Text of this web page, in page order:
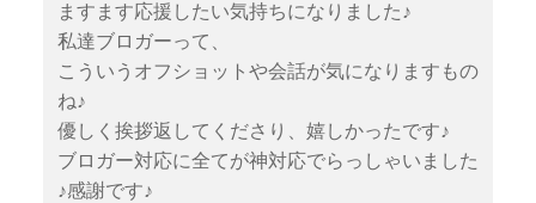
ますます応援したい気持ちになりました♪
私達ブロガーって、
こういうオフショットや会話が気になりますもの
ね♪
優しく挨拶返してくださり、嬉しかったです♪
ブロガー対応に全てが神対応でらっしゃいました
♪感謝です♪